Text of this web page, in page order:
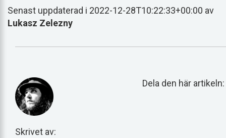
Senast uppdaterad i 2022-12-28T10:22:33+00:00 av
Lukasz Zelezny
Skrivet av:
Dela den här artikeln: